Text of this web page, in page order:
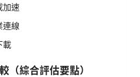
加速
連線
載
（綜合評估要點）